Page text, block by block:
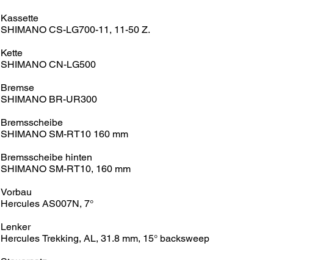
Kassette
SHIMANO CS-LG700-11, 11-50 Z.
Kette
SHIMANO CN-LG500
Bremse
SHIMANO BR-UR300
Bremsscheibe
SHIMANO SM-RT10 160 mm
Bremsscheibe hinten
SHIMANO SM-RT10, 160 mm
Vorbau
Hercules AS007N, 7°
Lenker
Hercules Trekking, AL, 31.8 mm, 15° backsweep